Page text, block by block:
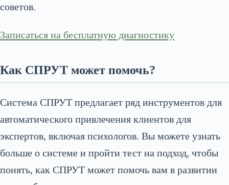
советов.
Записаться на бесплатную диагностику
Как СПРУТ может помочь?
Система СПРУТ предлагает ряд инструментов для
автоматического привлечения клиентов для
экспертов, включая психологов. Вы можете узнать
больше о системе и пройти тест на подход, чтобы
понять, как СПРУТ может помочь вам в развитии